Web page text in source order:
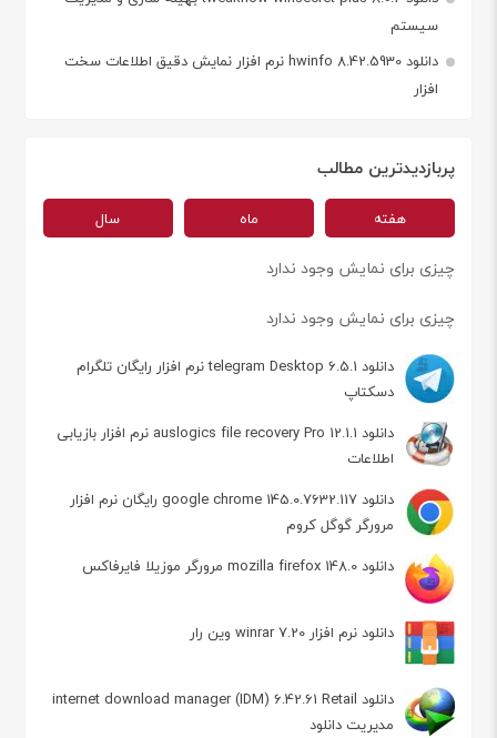
سیستم
دانلود hwinfo 8.42.5930 نرم افزار نمایش دقیق اطلاعات سخت
افزار
پربازدیدترین مطالب
هفته ماه سال
چیزی برای نمایش وجود ندارد
چیزی برای نمایش وجود ندارد
دانلود telegram Desktop 6.5.1 نرم افزار رایگان تلگرام
دسکتاپ
دانلود auslogics file recovery Pro 12.1.1 نرم افزار بازیابی
اطلاعات
دانلود google chrome 145.0.7632.117 رایگان نرم افزار
مرورگر گوگل کروم
دانلود mozilla firefox 148.0 مرورگر موزیلا فایرفاکس
دانلود نرم افزار winrar 7.20 وین رار
دانلود internet download manager (IDM) 6.42.61 Retail
مدیریت دانلود